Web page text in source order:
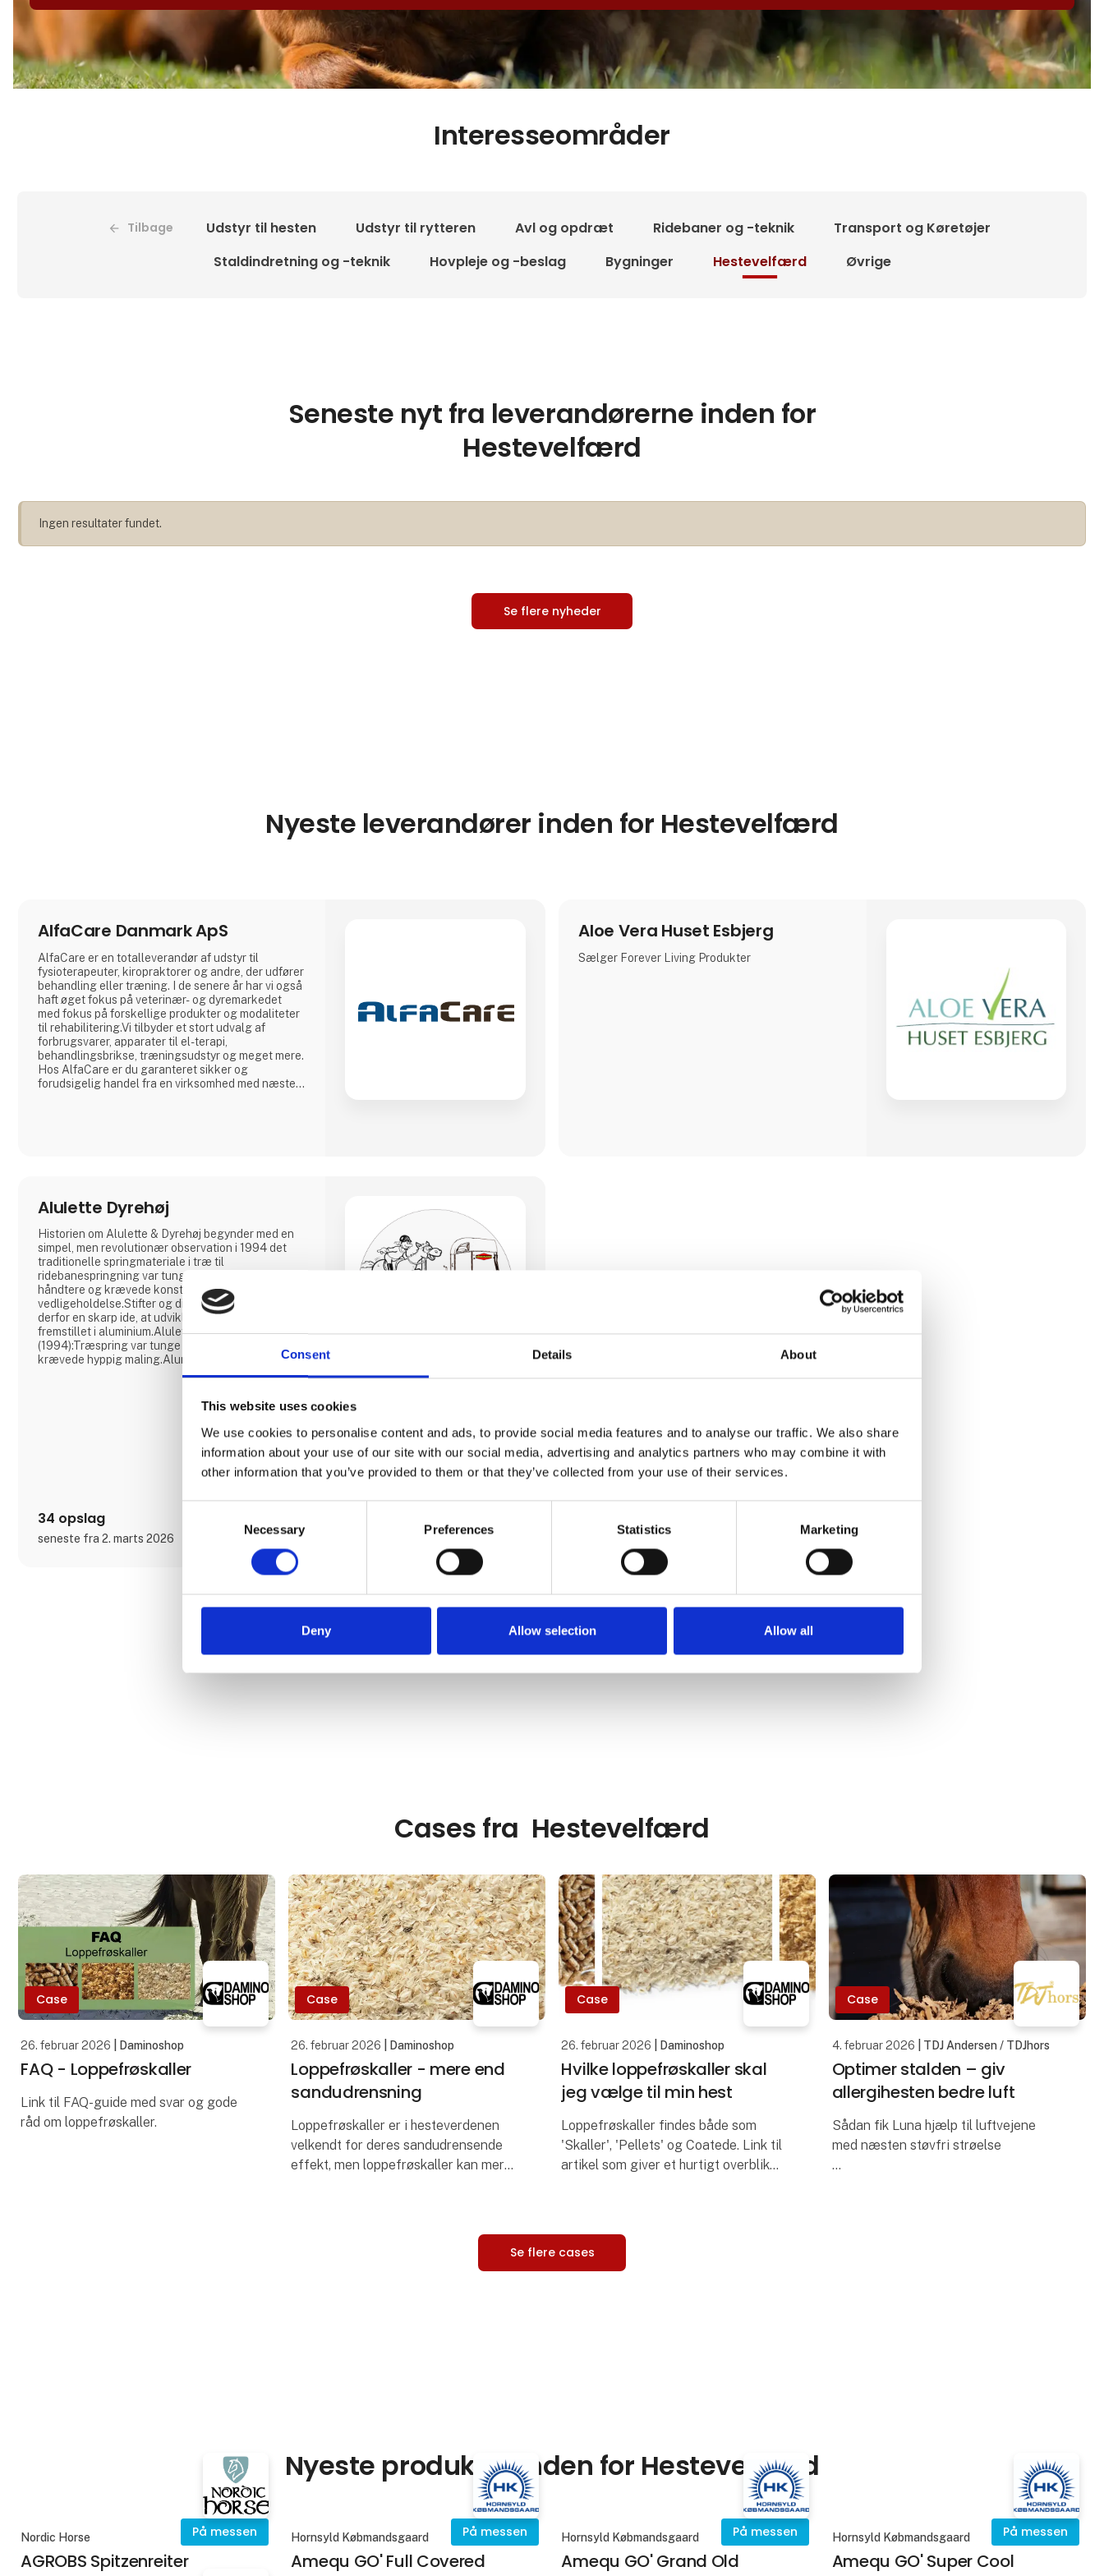
Consent Details About
This website uses cookies
We use cookies to personalise content and ads, to provide social media features and to analyse our traffic. We also share
information about your use of our site with our social media, advertising and analytics partners who may combine it with
other information that you’ve provided to them or that they’ve collected from your use of their services.
Necessary Preferences Statistics Marketing
Deny Allow selection Allow all
Interesseområder
Tilbage Udstyr til hesten Udstyr til rytteren Avl og opdræt Ridebaner og -teknik
Transport og Køretøjer
Staldindretning og -teknik
Hovpleje og -beslag Bygninger Hestevelfærd Øvrige
Seneste nyt fra leverandørerne inden for
Hestevelfærd
Ingen resultater fundet.
Se flere nyheder
Nyeste leverandører inden for Hestevelfærd
AlfaCare Danmark ApS
AlfaCare er en totalleverandør af udstyr til
fysioterapeuter, kiropraktorer og andre, der udfører
behandling eller træning. I de senere år har vi også
haft øget fokus på veterinær- og dyremarkedet
med fokus på forskellige produkter og modaliteter
til rehabilitering.Vi tilbyder et stort udvalg af
forbrugsvarer, apparater til el-terapi,
behandlingsbrikse, træningsudstyr og meget mere.
Hos AlfaCare er du garanteret sikker og
forudsigelig handel fra en virksomhed med næsten
Aloe Vera Huset Esbjerg
Sælger Forever Living Produkter
Alulette Dyrehøj
Historien om Alulette & Dyrehøj begynder med en
simpel, men revolutionær observation i 1994 det
traditionelle springmateriale i træ til
ridebanespringning var tungt, besværligt at
håndtere og krævede konstant
vedligeholdelse.Stifter og direktør Jørn Jepsen fik
derfor en skarp ide, at udvikle springmateriel
fremstillet i aluminium.Alulette Fødes
(1994):Træspring var tunge at flytte, rådnede og
krævede hyppig maling.Aluminium. Det er
letvægts, rustfrit og vedligeholdelsesfrit, men
innovative, lette springmateriale gjorde det
springbaner en stor lettelse for både ri
34 opslag
seneste fra 2. marts 2026
Cases fra Hestevelfærd
Case
26. februar 2026 | Daminoshop
FAQ - Loppefrøskaller
Link til FAQ-guide med svar og gode
råd om loppefrøskaller.
Case
26. februar 2026 | Daminoshop
Loppefrøskaller - mere end
sandudrensning
Loppefrøskaller er i hesteverdenen
velkendt for deres sandudrensende
effekt, men loppefrøskaller kan mere
Case
26. februar 2026 | Daminoshop
Hvilke loppefrøskaller skal
jeg vælge til min hest
Loppefrøskaller findes både som
'Skaller', 'Pellets' og Coatede. Link til
artikel som giver et hurtigt overblik
Case
4. februar 2026 | TDJ Andersen / TDJhors
Optimer stalden – giv
allergihesten bedre luft
Sådan fik Luna hjælp til luftvejene
med næsten støvfri strøelse
Se flere cases
Nyeste produkter inden for Hestevelfærd
På messen
Nordic Horse
AGROBS Spitzenreiter
På messen
Hornsyld Købmandsgaard
Amequ GO' Full Covered
På messen
Hornsyld Købmandsgaard
Amequ GO' Grand Old
På messen
Hornsyld Købmandsgaard
Amequ GO' Super Cool